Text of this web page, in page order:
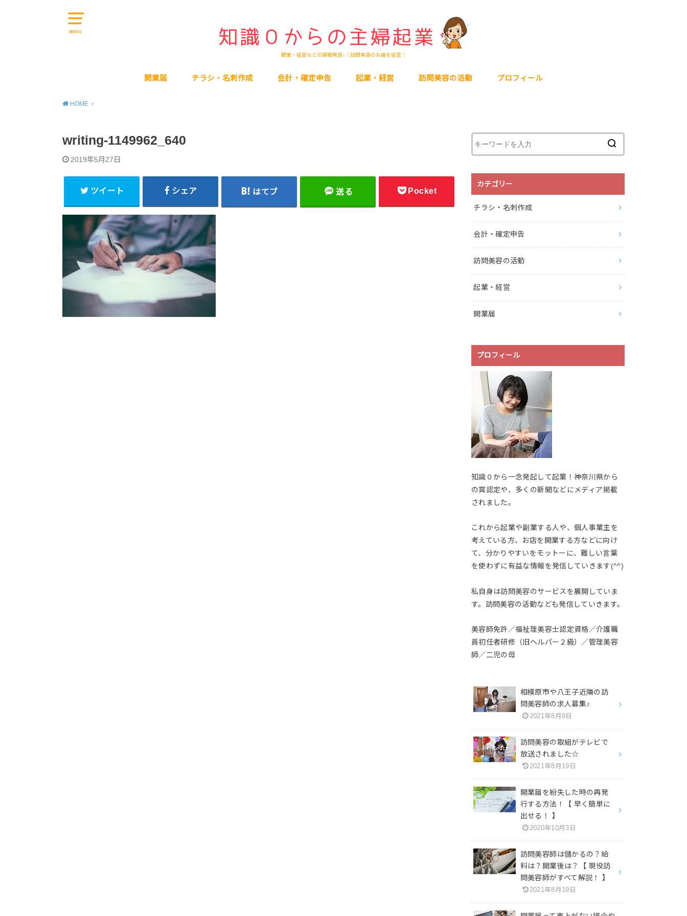
MENU
開業・経営などの情報発信♪｜訪問美容のお店を経営！
開業届 チラシ・名刺作成 会計・確定申告 起業・経営 訪問美容の活動 プロフィール
HOME
writing-1149962_640
2019年5月27日
ツイート シェア はてブ 送る Pocket
カテゴリー
チラシ・名刺作成
会計・確定申告
訪問美容の活動
起業・経営
開業届
プロフィール
知識０から一念発起して起業！神奈川県から
の賞認定や、多くの新聞などにメディア掲載
されました。
これから起業や副業する人や、個人事業主を
考えている方、お店を開業する方などに向け
て、分かりやすいをモットーに、難しい言葉
を使わずに有益な情報を発信していきます(^^)
私自身は訪問美容のサービスを展開していま
す。訪問美容の活動なども発信していきます。
美容師免許／福祉理美容士認定資格／介護職
員初任者研修（旧ヘルパー２級）／管理美容
師／二児の母
相模原市や八王子近隣の訪
問美容師の求人募集♪
2021年8月9日
訪問美容の取組がテレビで
放送されました☆
2021年8月19日
開業届を紛失した時の再発
行する方法！【 早く簡単に
出せる！ 】
2020年10月3日
訪問美容師は儲かるの？給
料は？開業後は？【 現役訪
問美容師がすべて解説！ 】
2021年8月19日